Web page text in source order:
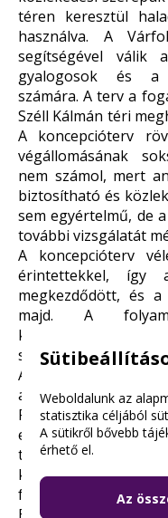
téren keresztül
használva. A
segítségével válik
gyalogosok és a
számára. A terv a
Széll Kálmán téri
A koncepcióterv
végállomásának
nem számol, mert
biztosítható és
sem egyértelmű, de
további vizsgálatát
A koncepcióterv
érintettekkel, így
megkezdődött, és
majd. A
közreműködésére is
során tervpályázatra
Az elkészült
augusztus 31-ei
Fejlesztési
egyeztetések
támogatási
felhasználását. A
Weboldalunk az
statisztika céljából
A sütikről bővebb
érhető el.
Az